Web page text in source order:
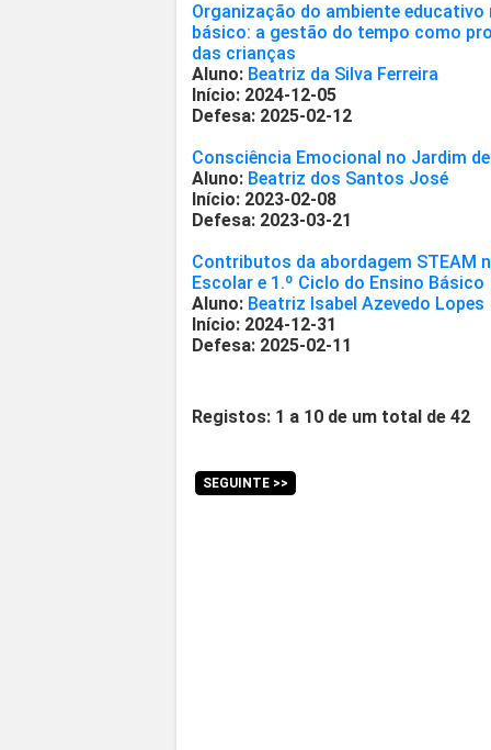
Organização do ambiente
básico: a gestão do tempo como
das crianças
Aluno: Beatriz da Silva Ferreira
Início: 2024-12-05
Defesa: 2025-02-12
Consciência Emocional no Jardim
Aluno: Beatriz dos Santos José
Início: 2023-02-08
Defesa: 2023-03-21
Contributos da abordagem STEAM
Escolar e 1.º Ciclo do Ensino Básico
Aluno: Beatriz Isabel Azevedo Lopes
Início: 2024-12-31
Defesa: 2025-02-11
Registos: 1 a 10 de um total de 42